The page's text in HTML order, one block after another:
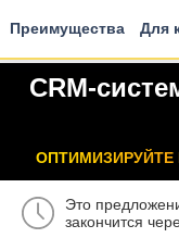
Преимущества Для
CRM-
Это
закончится